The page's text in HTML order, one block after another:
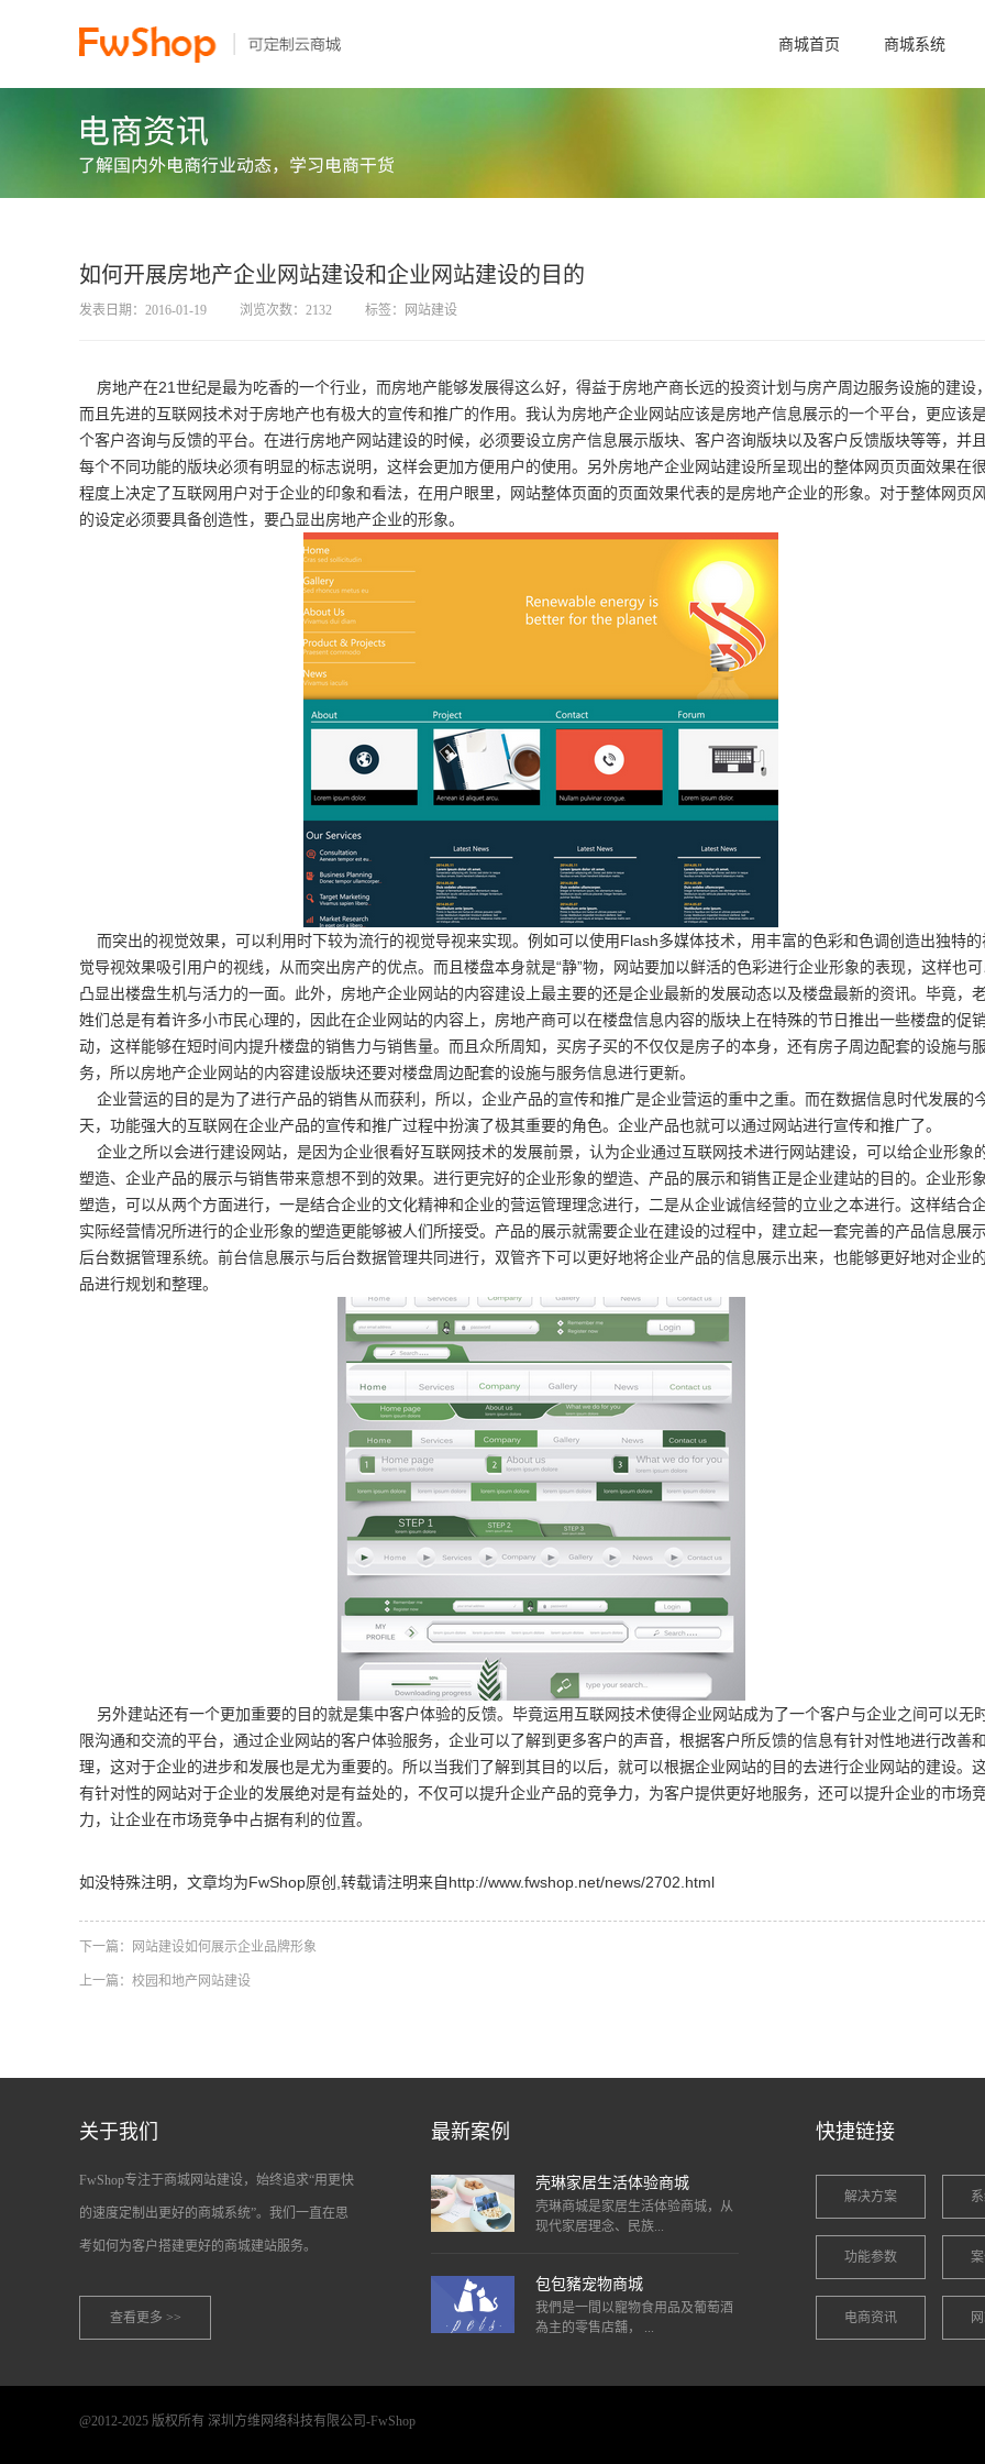
商城首页 商城系统
如何开展房地产企业网站建设和企业网站建设的目的
发表日期：2016-01-19 浏览次数：2132 标签：网站建设
房地产在21世纪是最为吃香的一个行业，而房地产能够发展得这么好，得益于房地产商长远的投资计划与房产周边服务设施的建设，
而且先进的互联网技术对于房地产也有极大的宣传和推广的作用。我认为房地产企业网站应该是房地产信息展示的一个平台，更应该
个客户咨询与反馈的平台。在进行房地产网站建设的时候，必须要设立房产信息展示版块、客户咨询版块以及客户反馈版块等等，并
每个不同功能的版块必须有明显的标志说明，这样会更加方便用户的使用。另外房地产企业网站建设所呈现出的整体网页页面效果在
程度上决定了互联网用户对于企业的印象和看法，在用户眼里，网站整体页面的页面效果代表的是房地产企业的形象。对于整体网页
的设定必须要具备创造性，要凸显出房地产企业的形象。
而突出的视觉效果，可以利用时下较为流行的视觉导视来实现。例如可以使用Flash多媒体技术，用丰富的色彩和色调创造出独特的
觉导视效果吸引用户的视线，从而突出房产的优点。而且楼盘本身就是“静”物，网站要加以鲜活的色彩进行企业形象的表现，这样也可
凸显出楼盘生机与活力的一面。此外，房地产企业网站的内容建设上最主要的还是企业最新的发展动态以及楼盘最新的资讯。毕竟，
姓们总是有着许多小市民心理的，因此在企业网站的内容上，房地产商可以在楼盘信息内容的版块上在特殊的节日推出一些楼盘的促
动，这样能够在短时间内提升楼盘的销售力与销售量。而且众所周知，买房子买的不仅仅是房子的本身，还有房子周边配套的设施与服
务，所以房地产企业网站的内容建设版块还要对楼盘周边配套的设施与服务信息进行更新。
企业营运的目的是为了进行产品的销售从而获利，所以，企业产品的宣传和推广是企业营运的重中之重。而在数据信息时代发展的
天，功能强大的互联网在企业产品的宣传和推广过程中扮演了极其重要的角色。企业产品也就可以通过网站进行宣传和推广了。
企业之所以会进行建设网站，是因为企业很看好互联网技术的发展前景，认为企业通过互联网技术进行网站建设，可以给企业形象
塑造、企业产品的展示与销售带来意想不到的效果。进行更完好的企业形象的塑造、产品的展示和销售正是企业建站的目的。企业形
塑造，可以从两个方面进行，一是结合企业的文化精神和企业的营运管理理念进行，二是从企业诚信经营的立业之本进行。这样结合
实际经营情况所进行的企业形象的塑造更能够被人们所接受。产品的展示就需要企业在建设的过程中，建立起一套完善的产品信息展
后台数据管理系统。前台信息展示与后台数据管理共同进行，双管齐下可以更好地将企业产品的信息展示出来，也能够更好地对企业
品进行规划和整理。
另外建站还有一个更加重要的目的就是集中客户体验的反馈。毕竟运用互联网技术使得企业网站成为了一个客户与企业之间可以无
限沟通和交流的平台，通过企业网站的客户体验服务，企业可以了解到更多客户的声音，根据客户所反馈的信息有针对性地进行改善
理，这对于企业的进步和发展也是尤为重要的。所以当我们了解到其目的以后，就可以根据企业网站的目的去进行企业网站的建设。
有针对性的网站对于企业的发展绝对是有益处的，不仅可以提升企业产品的竞争力，为客户提供更好地服务，还可以提升企业的市场
力，让企业在市场竞争中占据有利的位置。
如没特殊注明，文章均为FwShop原创,转载请注明来自http://www.fwshop.net/news/2702.html
下一篇： 网站建设如何展示企业品牌形象
上一篇： 校园和地产网站建设
关于我们
FwShop专注于商城网站建设，始终追求“用更快
的速度定制出更好的商城系统”。我们一直在思
考如何为客户搭建更好的商城建站服务。
查看更多 >>
最新案例
壳琳家居生活体验商城
壳琳商城是家居生活体验商城，从
现代家居理念、民族...
包包豬宠物商城
我們是一間以寵物食用品及葡萄酒
為主的零售店舖， ...
快捷链接
解决方案
功能参数
电商资讯
@2012-2025 版权所有 深圳方维网络科技有限公司-FwShop